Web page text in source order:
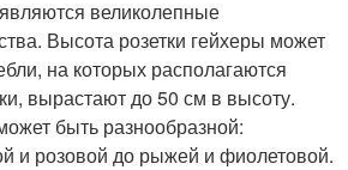
великолепные
Высота розетки гейхеры может
на которых располагаются
вырастают до 50 см в высоту.
быть разнообразной:
и розовой до рыжей и фиолетовой.